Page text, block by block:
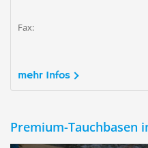
Fax:
mehr Infos
Premium-Tauchbasen